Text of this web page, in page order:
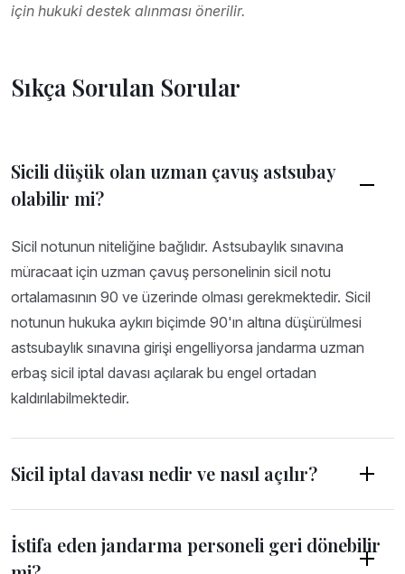
için hukuki destek alınması önerilir.
Sıkça Sorulan Sorular
Sicili düşük olan uzman çavuş astsubay
olabilir mi?
Sicil notunun niteliğine bağlıdır. Astsubaylık sınavına
müracaat için uzman çavuş personelinin sicil notu
ortalamasının 90 ve üzerinde olması gerekmektedir. Sicil
notunun hukuka aykırı biçimde 90'ın altına düşürülmesi
astsubaylık sınavına girişi engelliyorsa jandarma uzman
erbaş sicil iptal davası açılarak bu engel ortadan
kaldırılabilmektedir.
Sicil iptal davası nedir ve nasıl açılır?
İstifa eden jandarma personeli geri dönebilir